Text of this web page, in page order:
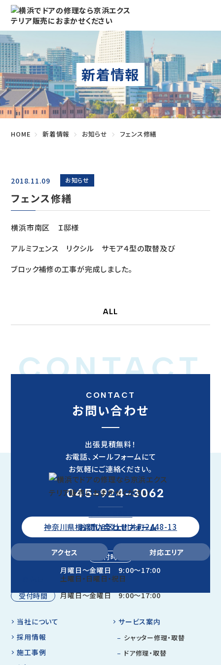
新着情報
HOME 新着情報 お知らせ フェンス修繕
2018.11.09 お知らせ
フェンス修繕
横浜市南区 Ｉ邸様
アルミフェンス リクシル サモア４型の取替及び
ブロック補修の工事が完成しました。
ALL
CONTACT
CONTACT
お問い合わせ
出張見積無料！
お電話、メールフォームにて
お気軽にご連絡ください。
045-924-3062
お問い合わせフォーム
受付時間
月曜日～金曜日 9:00～17:00
神奈川県横浜市旭区上川井町2448-13
アクセス 対応エリア
土曜日・日曜日・祝日
受付時間
月曜日～金曜日 9:00～17:00
当社について
採用情報
施工事例
サービス案内
シャッター修理・取替
ドア修理・取替